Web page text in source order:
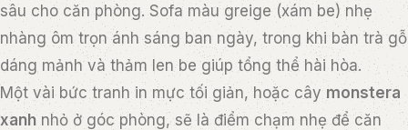
sâu cho căn phòng. Sofa màu greige (xám be) nhẹ
nhàng ôm trọn ánh sáng ban ngày, trong khi bàn trà gỗ
dáng mảnh và thảm len be giúp tổng thể hài hòa.
Một vài bức tranh in mực tối giản, hoặc cây monstera
xanhnhỏ ở góc phòng, sẽ là điểm chạm nhẹ để căn